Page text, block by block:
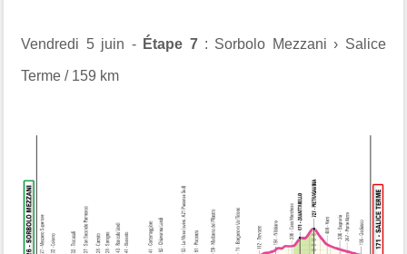
Vendredi 5 juin - Étape 7: Sorbolo Mezzani › Salice
Terme / 159 km